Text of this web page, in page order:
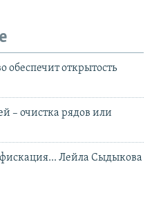
обеспечит открытость
– очистка рядов или
Лейла Сыдыкова